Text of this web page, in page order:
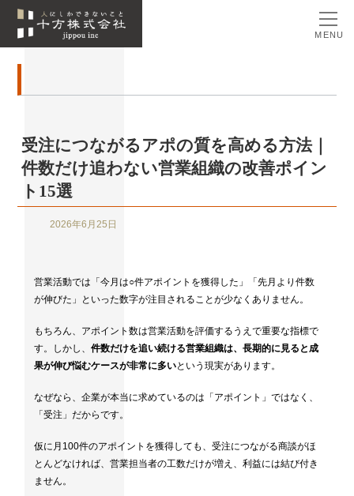
MENU
受注につながるアポの質を高める方法｜
件数だけ追わない営業組織の改善ポイン
ト15選
2026年6月25日
営業活動では「今月は○件アポイントを獲得した」「先月より件数
が伸びた」といった数字が注目されることが少なくありません。
もちろん、アポイント数は営業活動を評価するうえで重要な指標で
す。しかし、 件数だけを追い続ける営業組織は、長期的に見ると成
果が伸び悩むケースが非常に多いという現実があります。
なぜなら、企業が本当に求めているのは「アポイント」ではなく、
「受注」だからです。
仮に月100件のアポイントを獲得しても、受注につながる商談がほ
とんどなければ、営業担当者の工数だけが増え、利益には結び付き
ません。